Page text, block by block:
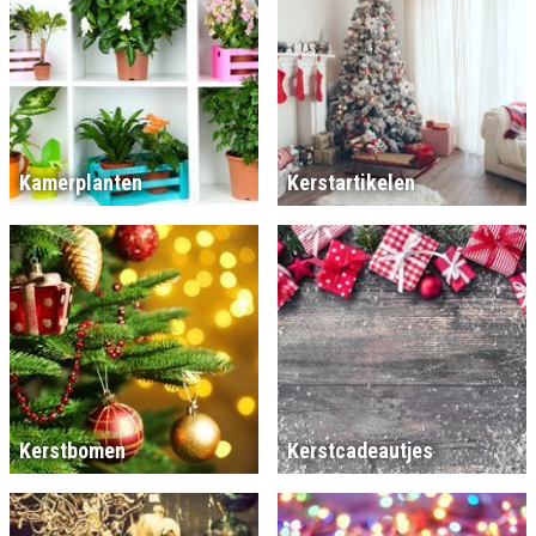
Kamerplanten Kerstartikelen
Kerstbomen Kerstcadeautjes